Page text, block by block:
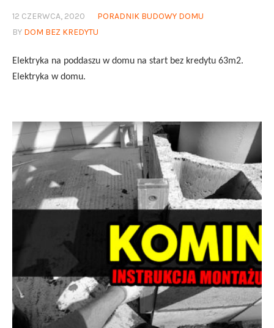
12 CZERWCA, 2020
PORADNIK BUDOWY DOMU
BY DOM BEZ KREDYTU
Elektryka na poddaszu w domu na start bez kredytu 63m2.
Elektryka w domu.